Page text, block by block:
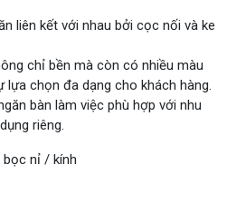
liên kết với nhau bởi cọc nối và ke
chỉ bền mà còn có nhiều màu
lựa chọn đa dạng cho khách hàng.
bàn làm việc phù hợp với nhu
riêng.
bọc nỉ / kính